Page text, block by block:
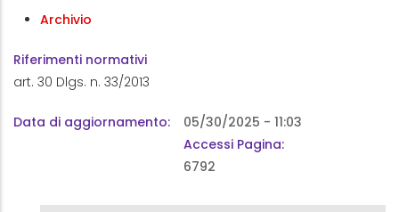
Archivio
Riferimenti normativi
art. 30 Dlgs. n. 33/2013
Data di aggiornamento
05/30/2025 - 11:03
Accessi Pagina:
6792
Menu Società Trasparente